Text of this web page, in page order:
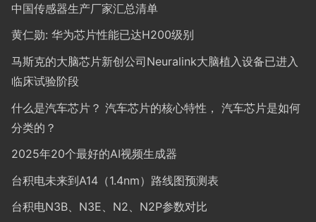
中国传感器生产厂家汇总清单
黄仁勋: 华为芯片性能已达H200级别
马斯克的大脑芯片新创公司Neuralink大脑植入设备已进入
临床试验阶段
什么是汽车芯片？ 汽车芯片的核心特性， 汽车芯片是如何
分类的？
2025年20个最好的AI视频生成器
台积电未来到A14（1.4nm）路线图预测表
台积电N3B、N3E、N2、N2P参数对比